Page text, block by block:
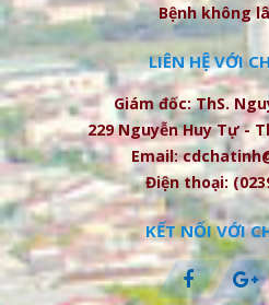
Bệnh không
LIÊN HỆ VỚI
Giám đốc: ThS.
229 Nguyễn Huy Tự -
Email:
Điện thoại:
KẾT NỐI VỚI